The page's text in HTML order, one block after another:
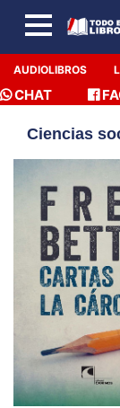
AUDIOLIBROS
CHAT
Ciencias